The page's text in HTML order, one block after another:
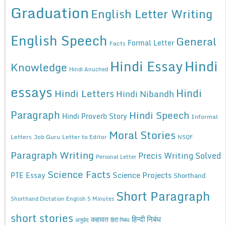
Graduation English Letter Writing
English Speech Facts Formal Letter General
Knowledge Hindi Anuched Hindi EssayHindi
essays Hindi Letters Hindi Nibandh Hindi
Paragraph Hindi Proverb Story Hindi Speech Informal
Letters Job Guru Letter to Editor Moral Stories NSQF
Paragraph Writing Personal Letter Precis Writing Solved
PTE Essay Science Facts Science Projects Shorthand
Shorthand Dictation English 5 Minutes Short Paragraph
short stories अनुछेद कहावत हिंदी निबंध हिन्दी निबंध